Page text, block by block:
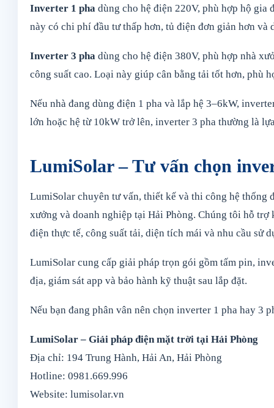
Inverter 1 pha dùng cho hệ điện 220V, phù hợp hộ gia
này có chi phí đầu tư thấp hơn, tủ điện đơn giản hơn và
Inverter 3 pha dùng cho hệ điện 380V, phù hợp nhà
công suất cao. Loại này giúp cân bằng tải tốt hơn, phù
Nếu nhà đang dùng điện 1 pha và lắp hệ 3–6kW,
lớn hoặc hệ từ 10kW trở lên, inverter 3 pha thường là
LumiSolar – Tư vấn chọn
LumiSolar chuyên tư vấn, thiết kế và thi công hệ thống
xưởng và doanh nghiệp tại Hải Phòng. Chúng tôi hỗ
điện thực tế, công suất tải, diện tích mái và nhu cầu sử
LumiSolar cung cấp giải pháp trọn gói gồm tấm pin,
địa, giám sát app và bảo hành kỹ thuật sau lắp đặt.
Nếu bạn đang phân vân nên chọn inverter 1 pha hay 3
LumiSolar – Giải pháp điện mặt trời tại Hải Phòng
Địa chỉ: 194 Trung Hành, Hải An, Hải Phòng
Hotline: 0981.669.996
Website: lumisolar.vn